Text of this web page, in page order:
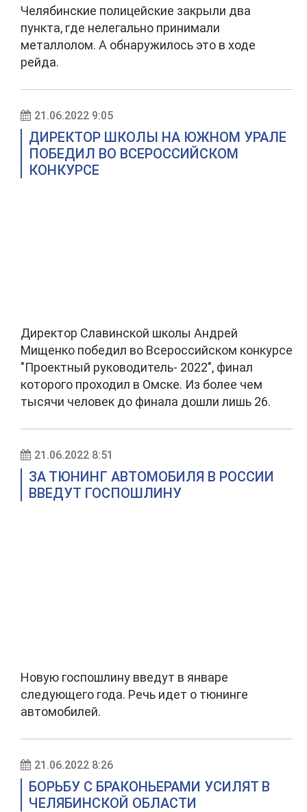
Челябинские полицейские закрыли два
пункта, где нелегально принимали
металлолом. А обнаружилось это в ходе
рейда.
21.06.2022 9:05
ДИРЕКТОР ШКОЛЫ НА ЮЖНОМ УРАЛЕ
ПОБЕДИЛ ВО ВСЕРОССИЙСКОМ
КОНКУРСЕ
Директор Славинской школы Андрей
Мищенко победил во Всероссийском конкурсе
"Проектный руководитель- 2022", финал
которого проходил в Омске. Из более чем
тысячи человек до финала дошли лишь 26.
21.06.2022 8:51
ЗА ТЮНИНГ АВТОМОБИЛЯ В РОССИИ
ВВЕДУТ ГОСПОШЛИНУ
Новую госпошлину введут в январе
следующего года. Речь идет о тюнинге
автомобилей.
21.06.2022 8:26
БОРЬБУ С БРАКОНЬЕРАМИ УСИЛЯТ В
ЧЕЛЯБИНСКОЙ ОБЛАСТИ